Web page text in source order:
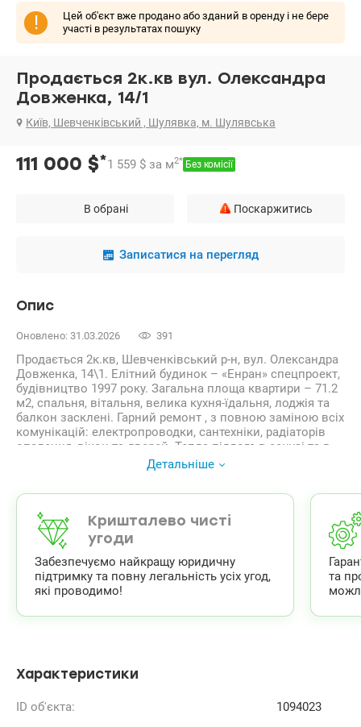
!
Цей об'єкт вже продано або зданий в оренду і не бере
участі в результатах пошуку
Продається 2к.кв вул. Олександра
Довженка, 14/1
Київ, Шевченківський , Шулявка, м. Шулявська
111 000 $*1 559 $ за м2* Без комісії
В обрані Поскаржитись
Записатися на перегляд
Опис
Оновлено: 31.03.2026 391
Продається 2к.кв, Шевченківський р-н, вул. Олександра
Довженка, 14\1. Елітний будинок – «Енран» спецпроект,
будівництво 1997 року. Загальна площа квартири – 71.2
м2, спальня, вітальня, велика кухня-їдальня, лоджія та
балкон засклені. Гарний ремонт , з повною заміною всіх
комунікацій: електропроводки, сантехніки, радіаторів
опалення, вікон та дверей. Тепла підлога в санузі та в
кухні-їдальні. Встановлено кондиціонер, бойлер,
машина, бронедвері. Меблі та техніка залишається.
У будинку 2 ліфти, підземний паркінг. Охорона будинку,
парадного, У будинку ОСББ.
Метро Шулявська -700 м, парк Пушкіна, парк КПІ у пішій
доступності.
valion.ua/1094023
Детальніше
Кришталево чисті
угоди
Забезпечуємо найкращу юридичну
підтримку та повну легальність усіх угод,
які проводимо!
та
Характеристики
ID об'єкта:
1094023